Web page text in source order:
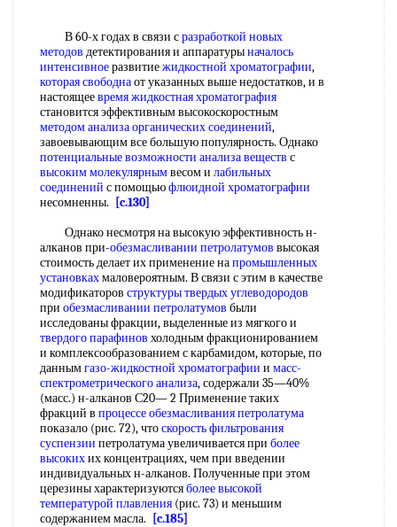
В 60-х годах в связи сразработкой новых
методов детектирования и аппаратурыначалось
интенсивноеразвитиежидкостной хроматографии,
которая свободнаот указанных выше недостатков, и в
настоящеевремя жидкостная хроматография
становится эффективным высокоскоростным
методом анализа органических соединений,
завоевывающим все большую популярность. Однако
потенциальные возможности анализа веществ с
высоким молекулярнымвесом и лабильных
соединений с помощьюфлюидной хроматографии
несомненны.
[c.130]
Однако несмотря на высокую эффективность н-
алканов при-обезмасливании петролатумов высокая
стоимость делает их применение напромышленных
установкахмаловероятным. В связи с этим в качестве
модификаторов структуры твердых углеводородов
при обезмасливании петролатумов были
исследованы фракции, выделенные из мягкого и
твердого парафинов холодным фракционированием
и комплексообразованием с карбамидом, которые, по
даннымгазо-жидкостной хроматографии и масс-
спектрометрического анализа, содержали 35—40%
(масс.) н-алканов С20— 2 Применение таких
фракций в процессе обезмасливания петролатума
показало (рис. 72), чтоскорость фильтрования
суспензии петролатума увеличивается при более
высокихих концентрациях, чем при введении
индивидуальных н-алканов. Полученные при этом
церезины характеризуютсяболее высокой
температурой плавления (рис. 73) и меньшим
содержанием масла.
[c.185]